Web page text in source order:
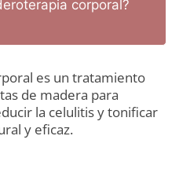
corporal?
es un tratamiento
de madera para
la celulitis y tonificar
y eficaz.